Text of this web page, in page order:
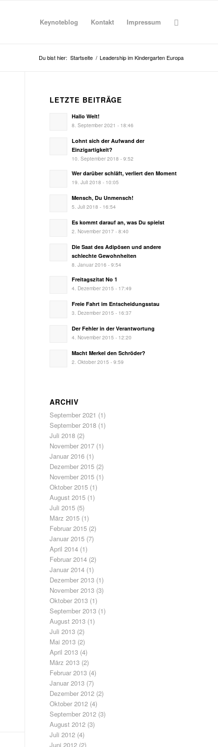
Keynoteblog Kontakt Impressum
Du bist hier: Startseite / Leadership im Kindergarten Europa
LETZTE BEITRÄGE
Hallo Welt!
8. September 2021 - 18:46
Lohnt sich der Aufwand der
Einzigartigkeit?
10. September 2018 - 9:52
Wer darüber schläft, verliert den Moment
19. Juli 2018 - 10:05
Mensch, Du Unmensch!
5. Juli 2018 - 16:54
Es kommt darauf an, was Du spielst
2. November 2017 - 8:40
Die Saat des Adipösen und andere
schlechte Gewohnheiten
8. Januar 2016 - 9:54
Freitagszitat No 1
4. Dezember 2015 - 17:49
Freie Fahrt im Entscheidungsstau
3. Dezember 2015 - 16:37
Der Fehler in der Verantwortung
4. November 2015 - 12:20
Macht Merkel den Schröder?
2. Oktober 2015 - 9:59
ARCHIV
September 2021 (1)
September 2018 (1)
Juli 2018 (2)
November 2017 (1)
Januar 2016 (1)
Dezember 2015 (2)
November 2015 (1)
Oktober 2015 (1)
August 2015 (1)
Juli 2015 (5)
März 2015 (1)
Februar 2015 (2)
Januar 2015 (7)
April 2014 (1)
Februar 2014 (2)
Januar 2014 (1)
Dezember 2013 (1)
November 2013 (3)
Oktober 2013 (1)
September 2013 (1)
August 2013 (1)
Juli 2013 (2)
Mai 2013 (2)
April 2013 (4)
März 2013 (2)
Februar 2013 (4)
Januar 2013 (7)
Dezember 2012 (2)
Oktober 2012 (4)
September 2012 (3)
August 2012 (3)
Juli 2012 (4)
Juni 2012 (2)